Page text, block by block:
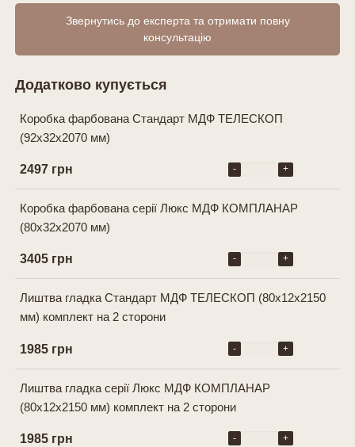
Звернутись до експерта та отримати повну
консультацію
Додатково купується
Коробка фарбована Стандарт МДФ ТЕЛЕСКОП
(92х32х2070 мм)
2497 грн - +
Коробка фарбована серії Люкс МДФ КОМПЛАНАР
(80х32х2070 мм)
3405 грн - +
Лиштва гладка Cтандарт МДФ ТЕЛЕСКОП (80х12х2150
мм) комплект на 2 сторони
1985 грн - +
Лиштва гладка серії Люкс МДФ КОМПЛАНАР
(80х12х2150 мм) комплект на 2 сторони
1985 грн - +